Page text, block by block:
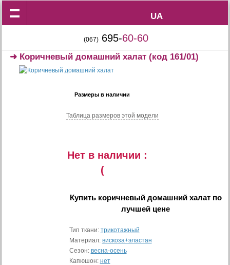
UA
UA
(067) 695-60-60
➜ Коричневый домашний халат (код 161/01)
Размеры в наличии
Таблица размеров этой модели
Нет в наличии :
(
Купить коричневый домашний халатпо
лучшей цене
Тип ткани: трикотажный
Материал: вискоза+эластан
Сезон: весна-осень
Капюшон: нет